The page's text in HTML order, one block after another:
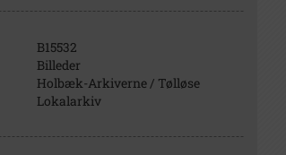
B15532
Billeder
Holbæk-Arkiverne / Tølløse
Lokalarkiv